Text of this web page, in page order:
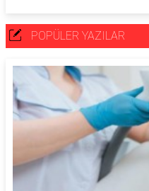
POPÜLER YAZILAR